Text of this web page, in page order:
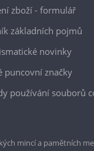
zboží - formulář
základních pojmů
novinky
puncovní značky
používání souborů
mincí a pamětních